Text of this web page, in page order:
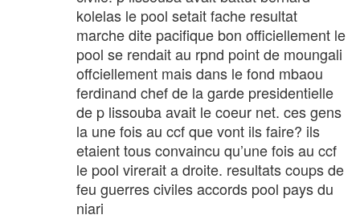
kolelas le pool setait fache resultat
marche dite pacifique bon officiellement le
pool se rendait au rpnd point de moungali
offciellement mais dans le fond mbaou
ferdinand chef de la garde presidentielle
de p lissouba avait le coeur net. ces gens
la une fois au ccf que vont ils faire? ils
etaient tous convaincu qu’une fois au ccf
le pool virerait a droite. resultats coups de
feu guerres civiles accords pool pays du
niari